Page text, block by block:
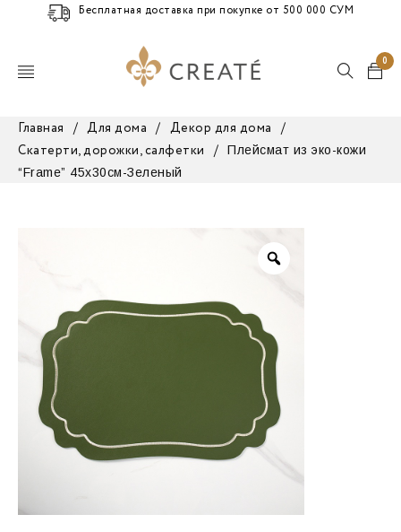
Бесплатная доставка при покупке от 500 000 СУМ
0
Главная / Для дома / Декор для дома
/
Скатерти, дорожки, салфетки
/
Плейсмат из эко-кожи
“Frame” 45х30см-Зеленый